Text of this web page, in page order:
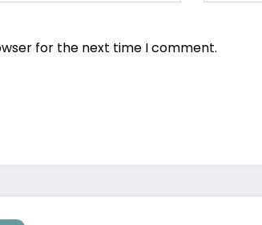
for the next time I comment.